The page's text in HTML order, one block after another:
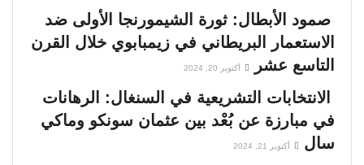
صمود الأبطال: ثورة الشيمورنجا الأولى ضد
الاستعمار البريطاني في زيمبابوي خلال القرن
التاسع عشر
أكتوبر 20, 2024
الانتخابات التشريعية في السنغال: الرهانات
في مبارزة عن بُعْد بين عثمان سونكو وماكي
سال
أكتوبر 21, 2024